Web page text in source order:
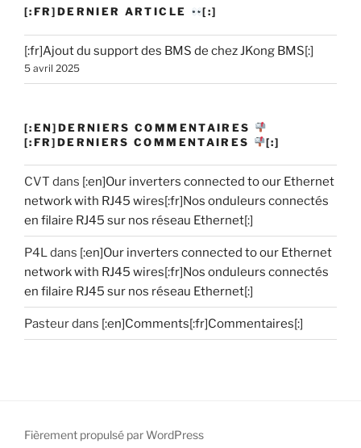
[:FR]DERNIER ARTICLE [:]
[:fr]Ajout du support des BMS de chez JKong BMS[:]
5 avril 2025
[:EN]DERNIERS COMMENTAIRES
[:FR]DERNIERS COMMENTAIRES
[:]
CVT dans [:en]Our inverters connected to our Ethernet
network with RJ45 wires[:fr]Nos onduleurs connectés
en filaire RJ45 sur nos réseau Ethernet[:]
P4Ldans [:en]Our inverters connected to our Ethernet
network with RJ45 wires[:fr]Nos onduleurs connectés
en filaire RJ45 sur nos réseau Ethernet[:]
Pasteurdans [:en]Comments[:fr]Commentaires[:]
Fièrement propulsé par WordPress